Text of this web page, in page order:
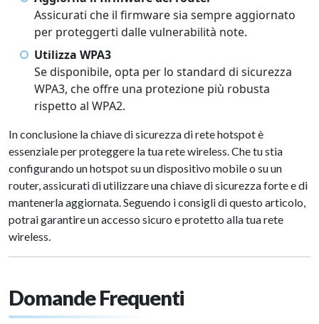
Assicurati che il firmware sia sempre aggiornato
per proteggerti dalle vulnerabilità note.
Utilizza WPA3
Se disponibile, opta per lo standard di sicurezza
WPA3, che offre una protezione più robusta
rispetto al WPA2.
In conclusione la chiave di sicurezza di rete hotspot è
essenziale per proteggere la tua rete wireless. Che tu stia
configurando un hotspot su un dispositivo mobile o su un
router, assicurati di utilizzare una chiave di sicurezza forte e di
mantenerla aggiornata. Seguendo i consigli di questo articolo,
potrai garantire un accesso sicuro e protetto alla tua rete
wireless.
Domande Frequenti